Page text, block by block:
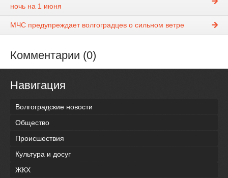
ночь на 1 июня
МЧС предупреждает волгоградцев о сильном ветре
Комментарии (0)
Навигация
Волгоградские новости
Общество
Происшествия
Культура и досуг
ЖКХ